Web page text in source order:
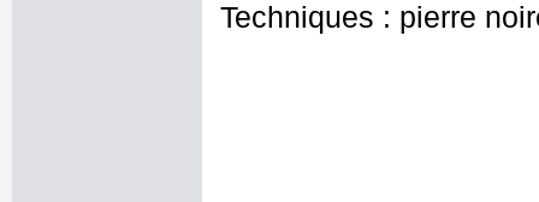
Techniques : pierre